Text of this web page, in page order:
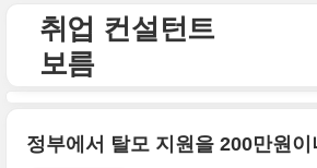
취업 컨설턴트
보름